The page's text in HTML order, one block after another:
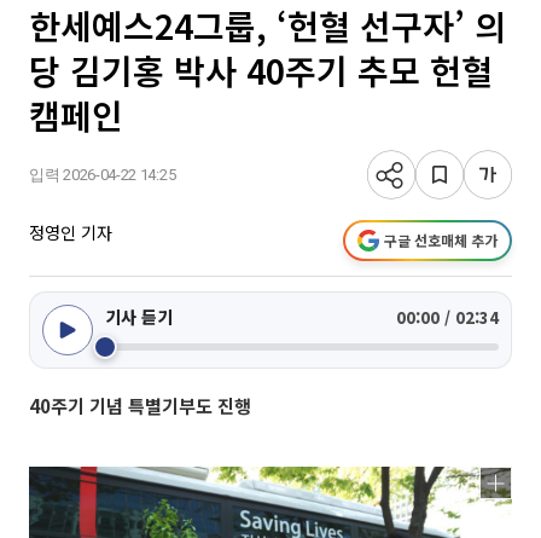
한세예스24그룹, ‘헌혈 선구자’ 의
당 김기홍 박사 40주기 추모 헌혈
캠페인
입력 2026-04-22 14:25
정영인 기자 구글 선호매체 추가
기사 듣기 00:00 / 02:34
40주기 기념 특별기부도 진행